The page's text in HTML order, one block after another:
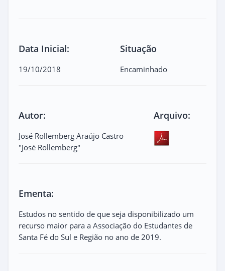
Data Inicial:
19/10/2018
Situação
Encaminhado
Autor:
José Rollemberg Araújo Castro
"José Rollemberg"
Arquivo:
Ementa:
Estudos no sentido de que seja disponibilizado um
recurso maior para a Associação do Estudantes de
Santa Fé do Sul e Região no ano de 2019.